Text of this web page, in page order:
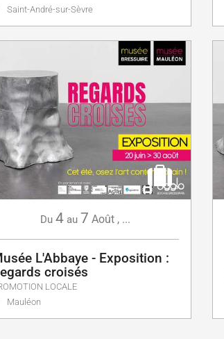
Saint-André-sur-Sèvre
Du 4 au 7 Août , ...
L'Abbaye - Exposition :
croisés
LOCALE
Mauléon